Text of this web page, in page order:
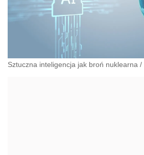
Sztuczna inteligencja jak broń nuklearna /